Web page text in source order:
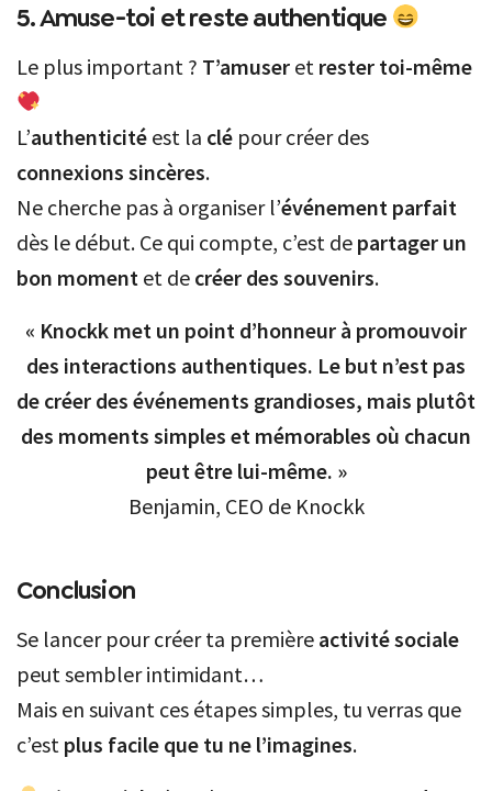
5. Amuse-toi et reste authentique
Le plus important ? T’amuser et rester toi-même
L’authenticité est la clé pour créer des
connexions sincères.
Ne cherche pas à organiser l’événement parfait
dès le début. Ce qui compte, c’est de partager un
bon moment et de créer des souvenirs.
« Knockk met un point d’honneur à promouvoir
des interactions authentiques. Le but n’est pas
de créer des événements grandioses, mais plutôt
des moments simples et mémorables où chacun
peut être lui-même. »
Benjamin, CEO de Knockk
Conclusion
Se lancer pour créer ta première activité sociale
peut sembler intimidant…
Mais en suivant ces étapes simples, tu verras que
c’est plus facile que tu ne l’imagines.